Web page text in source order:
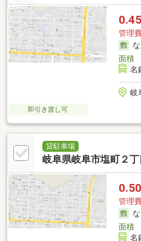
0.45
管理
面積
名
岐
即引き渡し可
貸駐車場
岐阜県岐阜市塩町２丁
0.50
管理
面積
名